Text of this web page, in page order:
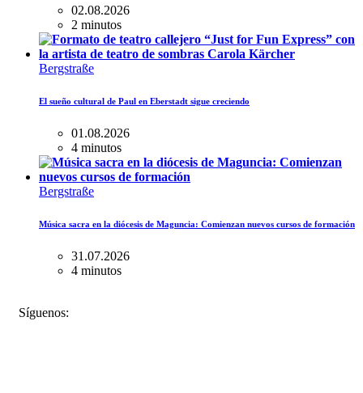
02.08.2026
2 minutos
Bergstraße
El sueño cultural de Paul en Eberstadt sigue creciendo
01.08.2026
4 minutos
Bergstraße
Música sacra en la diócesis de Maguncia: Comienzan nuevos cursos de formación
31.07.2026
4 minutos
Síguenos: